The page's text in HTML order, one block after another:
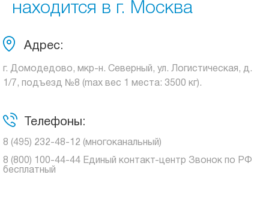
находится в г. Москва
Адрес:
г. Домодедово, мкр-н. Северный, ул. Логистическая, д.
1/7, подъезд №8 (max вес 1 места: 3500 кг).
Телефоны:
8 (495) 232-48-12 (многоканальный)
8 (800) 100-44-44 Единый контакт-центр Звонок по РФ
бесплатный